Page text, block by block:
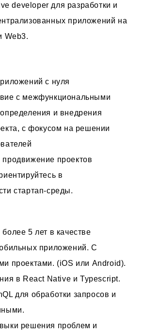
developer для разработки и
приложений на
Web3.
с нуля
с межфункциональными
и внедрения
с фокусом на решении
проектов
в
стартап-среды.
5 лет в качестве
приложений. С
проектами. (iOS или Android).
в React Native и Typescript.
для обработки запросов и
решения проблем и